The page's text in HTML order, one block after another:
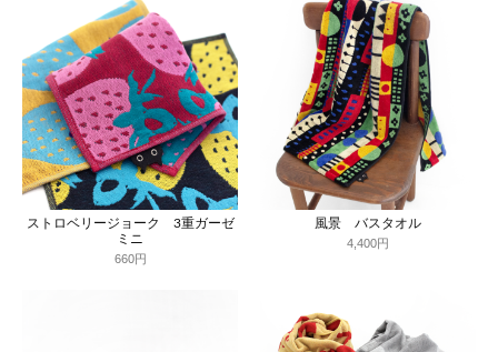
ストロベリージョーク 3重ガーゼ
ミニ
660円
風景 バスタオル
4,400円